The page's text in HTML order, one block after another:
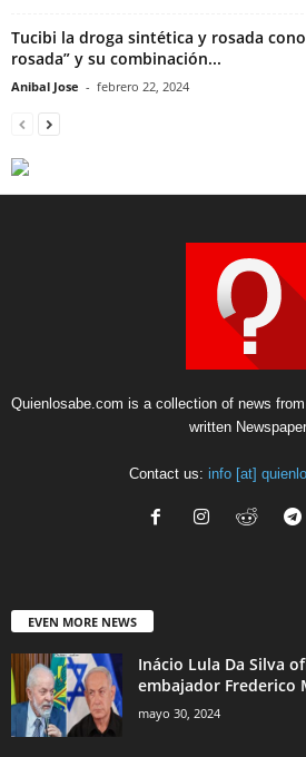
Tucibi la droga sintética y rosada
rosada” y su combinación...
Anibal Jose - febrero 22, 2024
Quienlosabe.com is a collection of news
written
Contact us: info [at]
EVEN MORE NEWS
Inácio Lula Da Silva
embajador Frederico
mayo 30, 2024